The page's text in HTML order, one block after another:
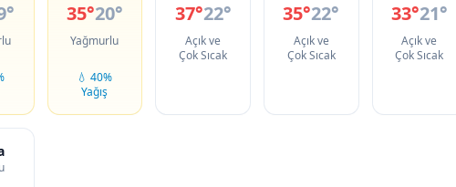
35°20°
Yağmurlu
💧 40%
Yağış
37°22°
Açık ve
Çok Sıcak
35°22°
Açık ve
Çok Sıcak
33°21°
Açık ve
Çok Sıcak